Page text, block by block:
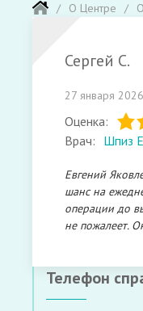
О Центре
Сергей С.
27 января 2026
Оценка:
Врач: Шпиз
Евгений
шанс на
операции до
не пожалеет.
Телефон